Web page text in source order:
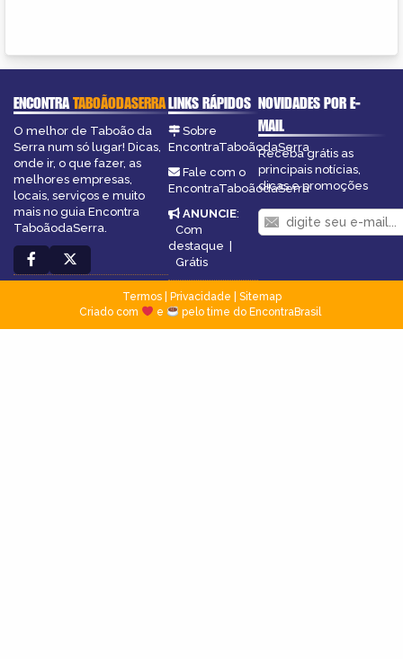
ENCONTRATABOÃODASERRA
O melhor de Taboão da
Serra num só lugar! Dicas,
onde ir, o que fazer, as
melhores empresas,
locais, serviços e muito
mais no guia Encontra
TaboãodaSerra.
LINKS RÁPIDOS
Sobre
EncontraTaboãodaSerra
Fale com o
EncontraTaboãodaSerra
ANUNCIE:
Com
destaque
Grátis
NOVIDADES POR E-
MAIL
Receba grátis as
principais notícias,
dicas e promoções
Termos| Privacidade
Sitemap
Criado com
e pelo time do EncontraBrasil